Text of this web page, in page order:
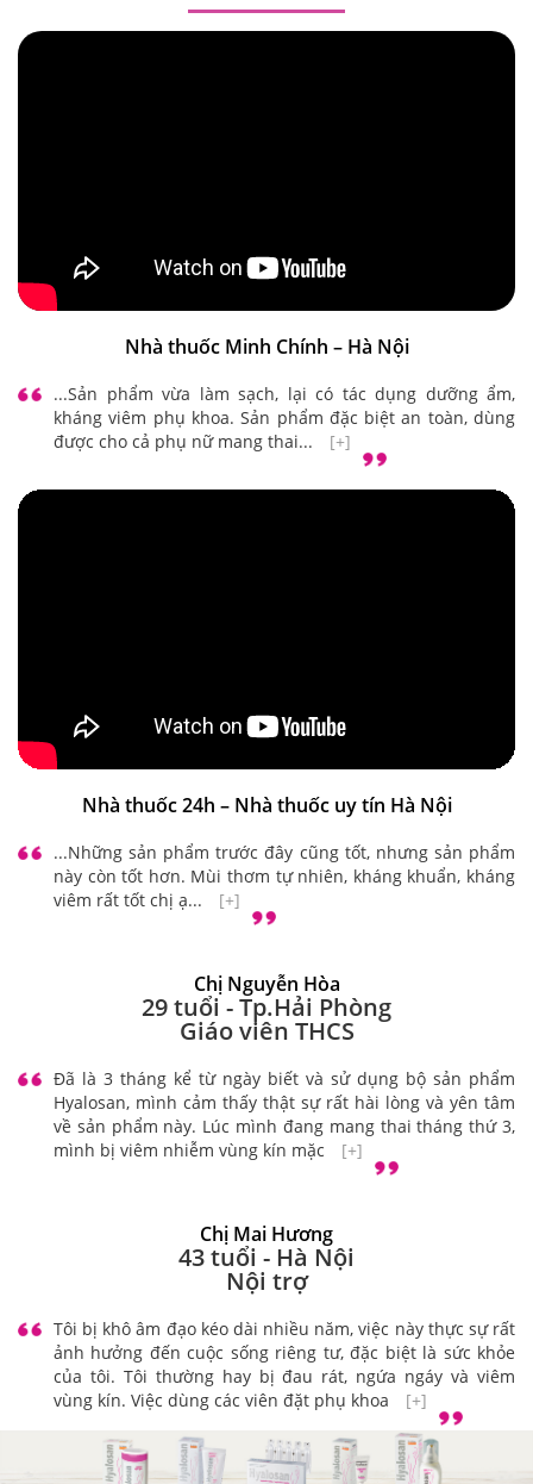
Nhà thuốc Minh Chính – Hà Nội
...Sản phẩm vừa làm sạch, lại có tác dụng dưỡng ẩm,
kháng viêm phụ khoa. Sản phẩm đặc biệt an toàn, dùng
được cho cả phụ nữ mang thai...
[+]
Nhà thuốc 24h – Nhà thuốc uy tín Hà Nội
...Những sản phẩm trước đây cũng tốt, nhưng sản phẩm
này còn tốt hơn. Mùi thơm tự nhiên, kháng khuẩn, kháng
viêm rất tốt chị ạ...
[+]
Chị Nguyễn Hòa
29 tuổi - Tp.Hải Phòng
Giáo viên THCS
Đã là 3 tháng kể từ ngày biết và sử dụng bộ sản phẩm
Hyalosan, mình cảm thấy thật sự rất hài lòng và yên tâm
về sản phẩm này. Lúc mình đang mang thai tháng thứ 3,
mình bị viêm nhiễm vùng kín mặc
[+]
Chị Mai Hương
43 tuổi - Hà Nội
Nội trợ
Tôi bị khô âm đạo kéo dài nhiều năm, việc này thực sự rất
ảnh hưởng đến cuộc sống riêng tư, đặc biệt là sức khỏe
của tôi. Tôi thường hay bị đau rát, ngứa ngáy và viêm
vùng kín. Việc dùng các viên đặt phụ khoa
[+]